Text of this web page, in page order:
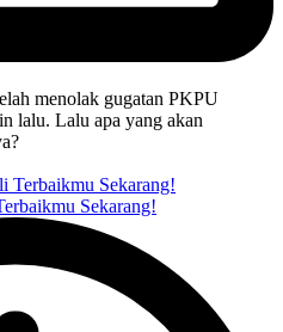
menolak gugatan PKPU
lalu. Lalu apa yang akan
Sekarang!